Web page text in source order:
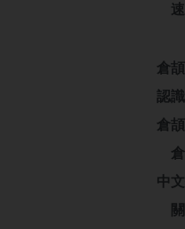
倉
認
倉
中